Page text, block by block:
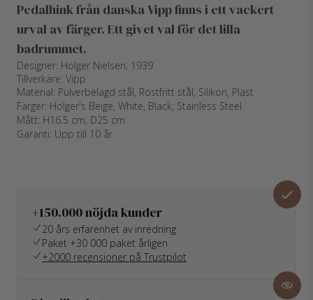
Pedalhink från danska Vipp finns i ett vackert
urval av färger. Ett givet val för det lilla
badrummet.
Designer: Holger Nielsen, 1939
Tillverkare: Vipp
Material: Pulverbelagd stål, Rostfritt stål, Silikon, Plast
Färger: Holger's Beige, White, Black, Stainless Steel
Mått: H16.5 cm, D25 cm
Garanti: Upp till 10 år
+150.000 nöjda kunder
20 års erfarenhet av inredning
Paket +30 000 paket årligen
+2000 recensioner på Trustpilot